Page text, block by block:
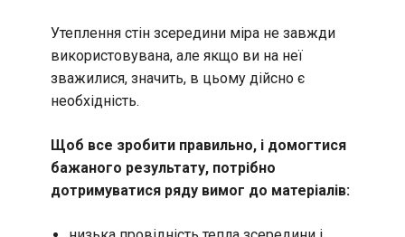
Утеплення стін зсередини міра не завжди
використовувана, але якщо ви на неї
зважилися, значить, в цьому дійсно є
необхідність.
Щоб все зробити правильно, і домогтися
бажаного результату, потрібно
дотримуватися ряду вимог до матеріалів: